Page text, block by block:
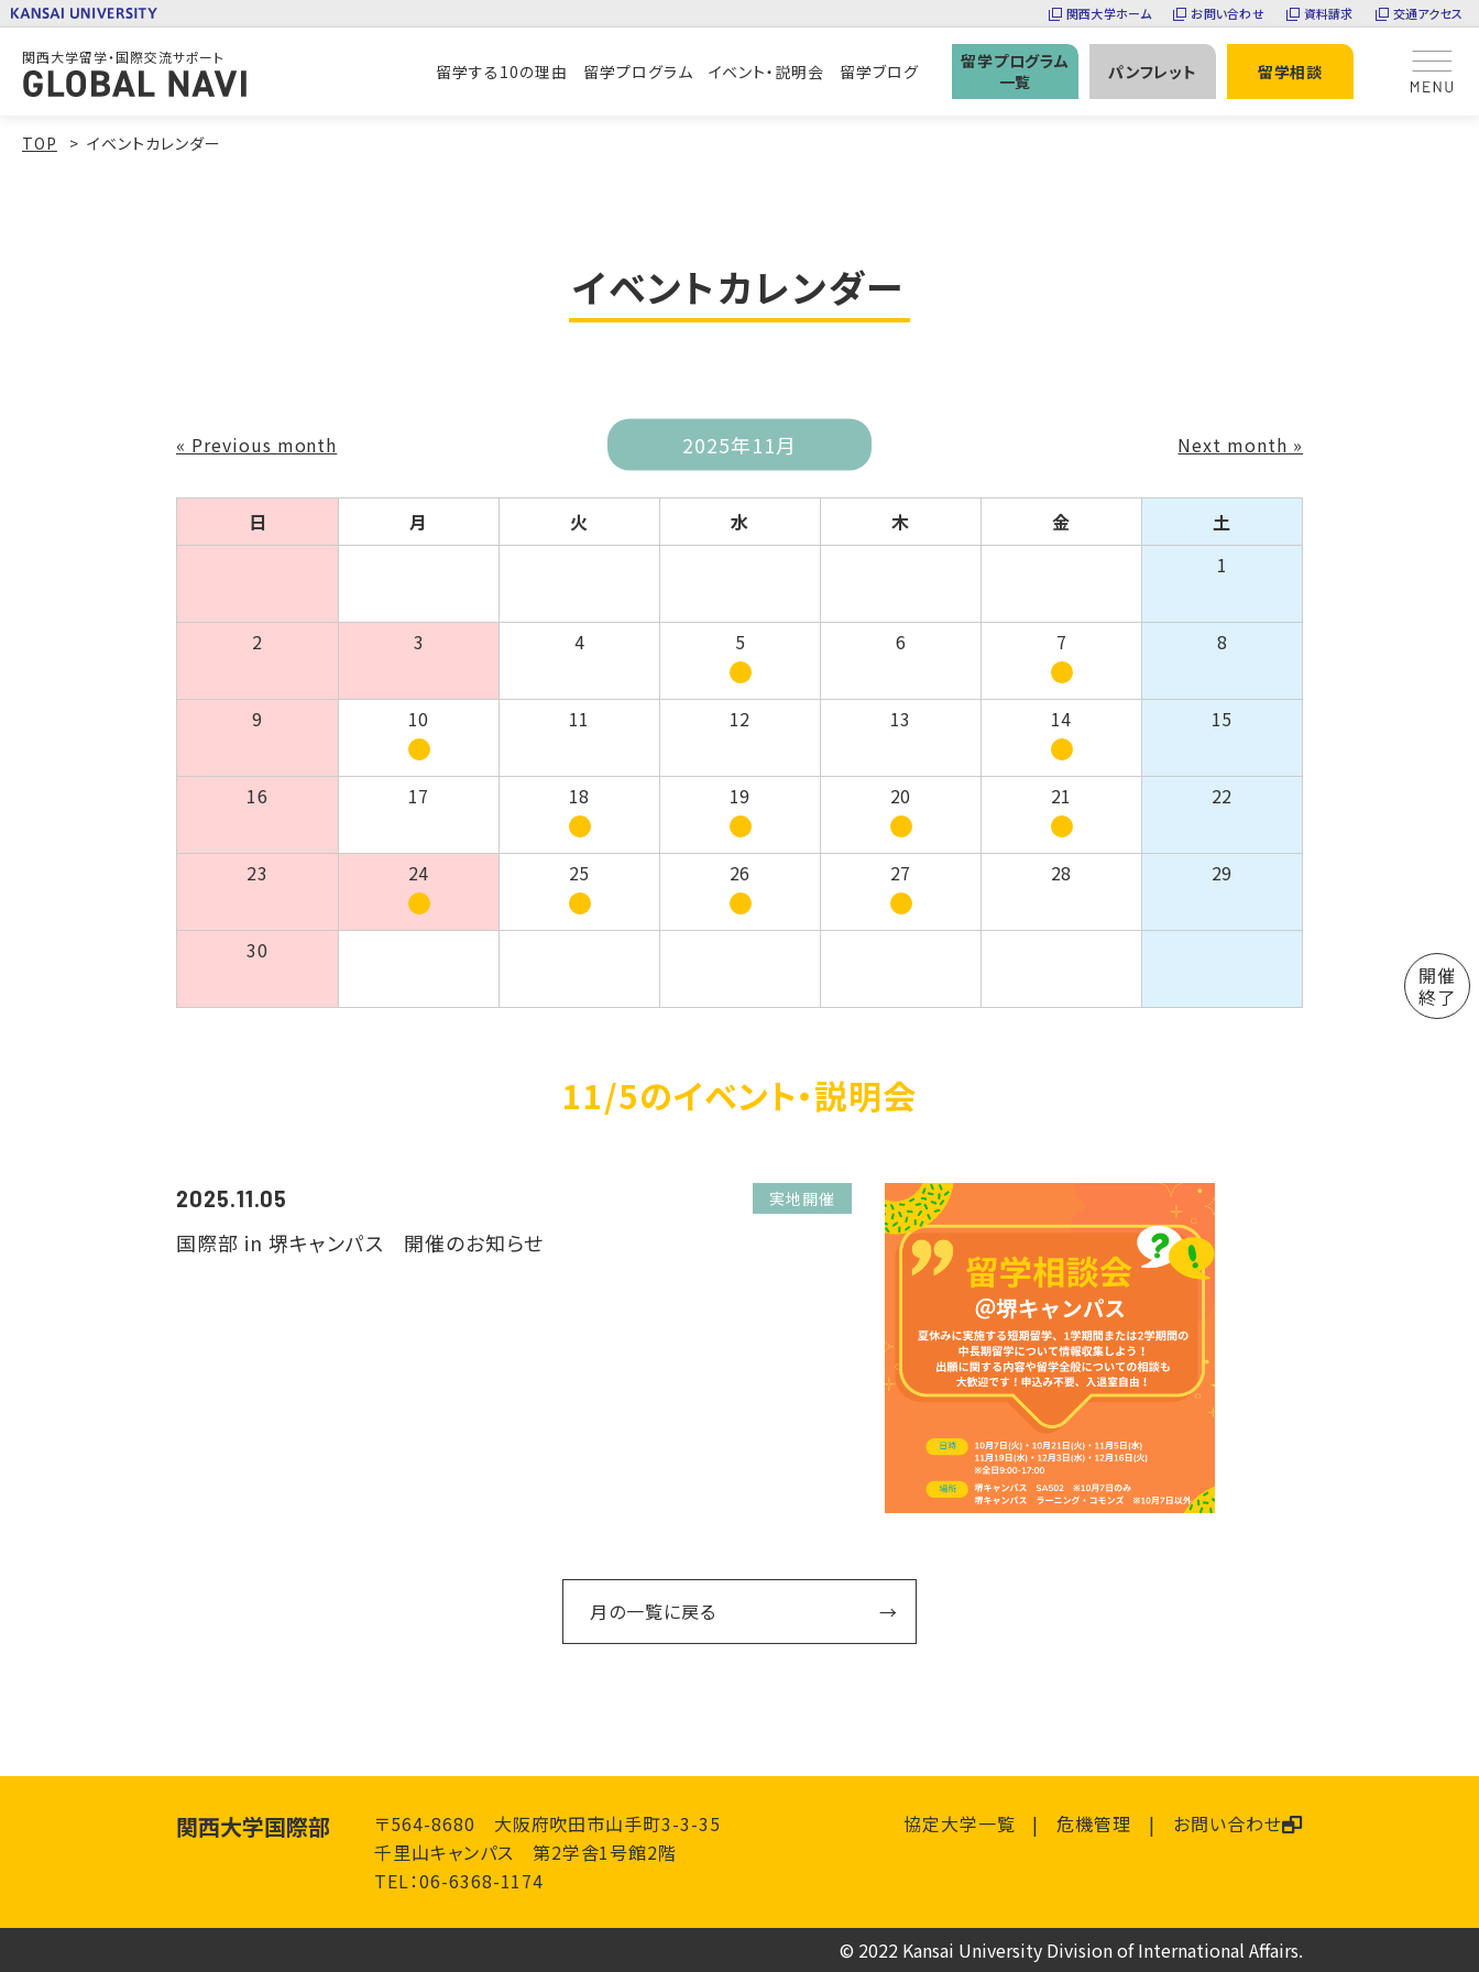
関西大学ホーム お問い合わせ 資料請求 交通アクセス
関西大学留学・国際交流サポート
留学する10の理由 留学プログラム イベント・説明会 留学ブログ
留学プログラム
一覧
パンフレット 留学相談
TOP イベントカレンダー
イベントカレンダー
2025年11月
« Previous month Next month »
日 月 火 水 木 金
土
1
2 3 4 5 6 7 8
9 10 11 12 13 14 15
16 17 18 19 20 21 22
23 24 25 26 27 28 29
30
11/5のイベント・説明会
2025.11.05 実地開催
国際部 in 堺キャンパス 開催のお知らせ
月の一覧に戻る
関西大学国際部
〒564-8680 大阪府吹田市山手町3-3-35
千里山キャンパス 第2学舎1号館2階
TEL：06-6368-1174
協定大学一覧 危機管理 お問い合わせ
© 2022 Kansai University Division of International Affairs.